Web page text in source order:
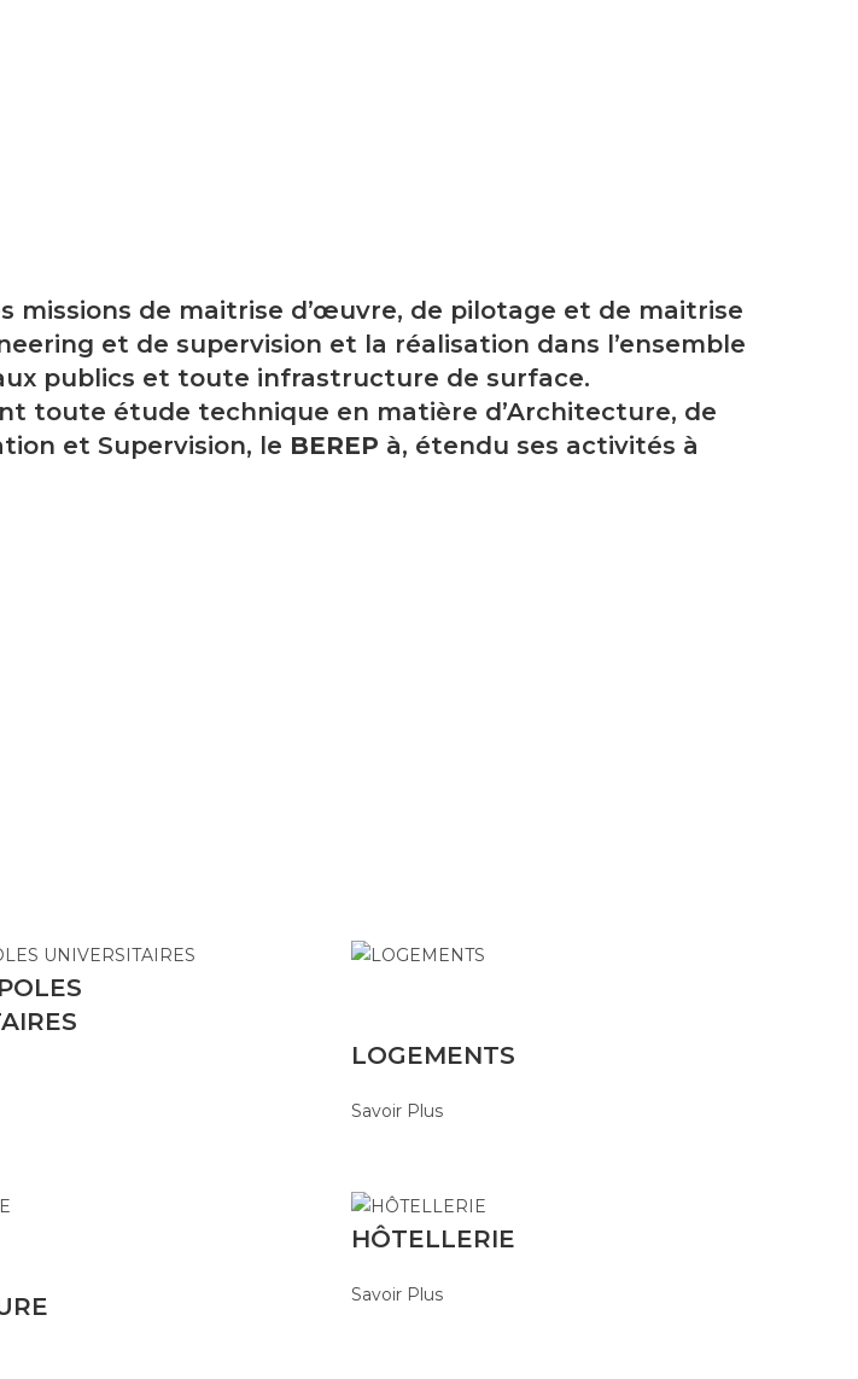
missions de maitrise d’œuvre, de pilotage et de maitrise
et de supervision et la réalisation dans l’ensemble
publics et toute infrastructure de surface.
toute étude technique en matière d’Architecture, de
et Supervision, le BEREP à, étendu ses activités à
LOGEMENTS
Savoir Plus
HÔTELLERIE
Savoir Plus